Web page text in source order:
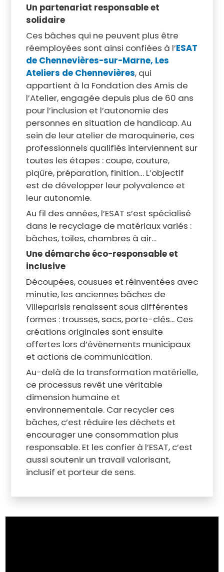
Un partenariat responsable et
solidaire
Ces bâches qui ne peuvent plus être
réemployées sont ainsi confiées à l’ESAT
de Chennevières-sur-Marne, Les
Ateliers de Chennevières, qui
appartient à la Fondation des Amis de
l’Atelier, engagée depuis plus de 60 ans
pour l’inclusion et l’autonomie des
personnes en situation de handicap. Au
sein de leur atelier de maroquinerie, ces
professionnels qualifiés interviennent sur
toutes les étapes : coupe, couture,
piqûre, préparation, finition… L’objectif
est de développer leur polyvalence et
leur autonomie.
Au fil des années, l’ESAT s’est spécialisé
dans le recyclage de matériaux variés :
bâches, toiles, chambres à air…
Une démarche éco-responsable et
inclusive
Découpées, cousues et réinventées avec
minutie, les anciennes bâches de
Villeparisis renaissent sous différentes
formes : trousses, sacs, porte-clés... Ces
créations originales sont ensuite
offertes lors d’évènements municipaux
et actions de communication.
Au-delà de la transformation matérielle,
ce processus revêt une véritable
dimension humaine et
environnementale. Car recycler ces
bâches, c’est réduire les déchets et
encourager une consommation plus
responsable. Et les confier à l’ESAT, c’est
aussi soutenir un travail valorisant,
inclusif et porteur de sens.